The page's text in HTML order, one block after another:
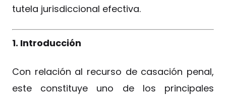
tutela jurisdiccional efectiva.
1. Introducción
Con relación al recurso de casación penal,
este constituye uno de los principales